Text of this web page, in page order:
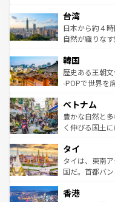
情報は
人々、おいし
ク、伝統的な
っている。訪
はコンテンツ一
リアリーフや
ク）、タスマ
ど、見どころ
いる。アクテ
ビング、ハイ
い。オースト
参照してほしい
台湾
日本から約４
自然が織りな
ン）、静ひつな
と山間の静け
驚きをもたら
容にもいいと評
が
照してほしい。
韓国
歴史ある王朝
-POPで世界を
き、地方に足を
できる。そし
まで、さまざ
リティに包ま
覧を参照して
ベトナム
豊かな自然と
く伸びる国土
急速な発展と
ーチミン市の
醸し出してい
とつ。フォー
タイ
タイは、東南
国だ。首都バ
の活気が交差
香港